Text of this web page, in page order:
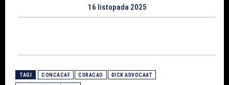
16 listopada 2025
TAGI CONCACAF CURACAO DICK ADVOCAAT